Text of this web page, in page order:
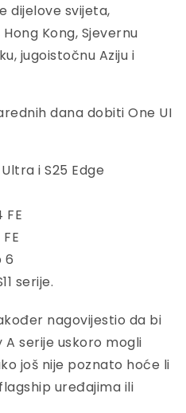
dijelove svijeta,
Kong, Sjevernu
jugoistočnu Aziju i
dana dobiti One UI
i S25 Edge
FE
6
serije.
nagovijestio da bi
A serije uskoro mogli
još nije poznato hoće li
uređajima ili